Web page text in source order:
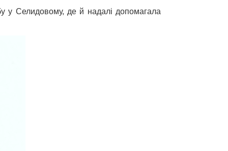
у Селидовому, де й надалі допомагала